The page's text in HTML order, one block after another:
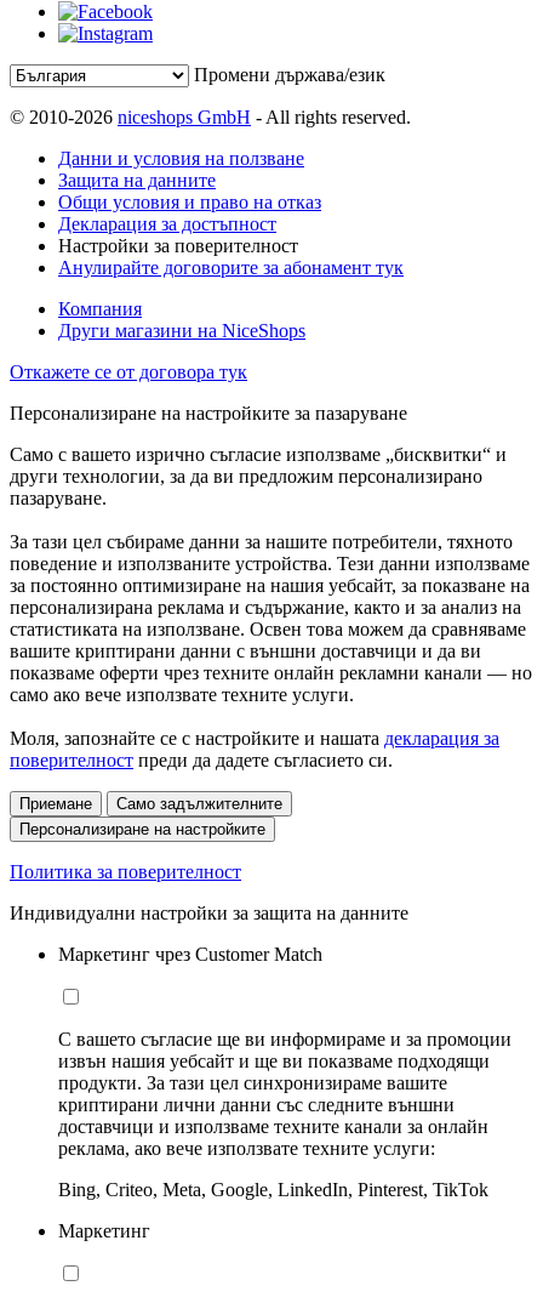
Промени държава/език
© 2010-2026 niceshops GmbH - All rights reserved.
Данни и условия на ползване
Защита на данните
Общи условия и право на отказ
Декларация за достъпност
Настройки за поверителност
Анулирайте договорите за абонамент тук
Компания
Други магазини на NiceShops
Откажете се от договора тук
Персонализиране на настройките за пазаруване
Само с вашето изрично съгласие използваме „бисквитки“ и
други технологии, за да ви предложим персонализирано
пазаруване.
За тази цел събираме данни за нашите потребители, тяхното
поведение и използваните устройства. Тези данни използваме
за постоянно оптимизиране на нашия уебсайт, за показване на
персонализирана реклама и съдържание, както и за анализ на
статистиката на използване. Освен това можем да сравняваме
вашите криптирани данни с външни доставчици и да ви
показваме оферти чрез техните онлайн рекламни канали — но
само ако вече използвате техните услуги.
Моля, запознайте се с настройките и нашата декларация за
поверителност преди да дадете съгласието си.
Приемане
Само задължителните
Персонализиране на настройките
Политика за поверителност
Индивидуални настройки за защита на данните
Маркетинг чрез Customer Match
С вашето съгласие ще ви информираме и за промоции
извън нашия уебсайт и ще ви показваме подходящи
продукти. За тази цел синхронизираме вашите
криптирани лични данни със следните външни
доставчици и използваме техните канали за онлайн
реклама, ако вече използвате техните услуги:
Bing, Criteo, Meta, Google, LinkedIn, Pinterest, TikTok
Маркетинг